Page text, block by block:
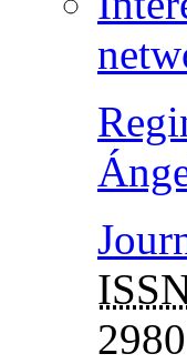
2980